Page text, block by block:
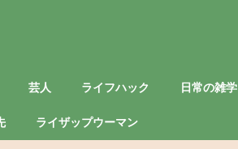
芸人 ライフハック 日常の雑学
ライザップウーマン